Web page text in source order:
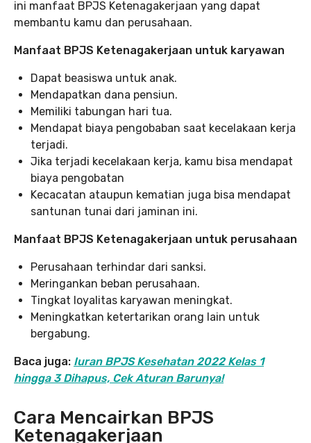
ini manfaat BPJS Ketenagakerjaan yang dapat
membantu kamu dan perusahaan.
Manfaat BPJS Ketenagakerjaan untuk karyawan
Dapat beasiswa untuk anak.
Mendapatkan dana pensiun.
Memiliki tabungan hari tua.
Mendapat biaya pengobaban saat kecelakaan kerja
terjadi.
Jika terjadi kecelakaan kerja, kamu bisa mendapat
biaya pengobatan
Kecacatan ataupun kematian juga bisa mendapat
santunan tunai dari jaminan ini.
Manfaat BPJS Ketenagakerjaan untuk perusahaan
Perusahaan terhindar dari sanksi.
Meringankan beban perusahaan.
Tingkat loyalitas karyawan meningkat.
Meningkatkan ketertarikan orang lain untuk
bergabung.
Baca juga: Iuran BPJS Kesehatan 2022 Kelas 1
hingga 3 Dihapus, Cek Aturan Barunya!
Cara Mencairkan BPJS
Ketenagakerjaan